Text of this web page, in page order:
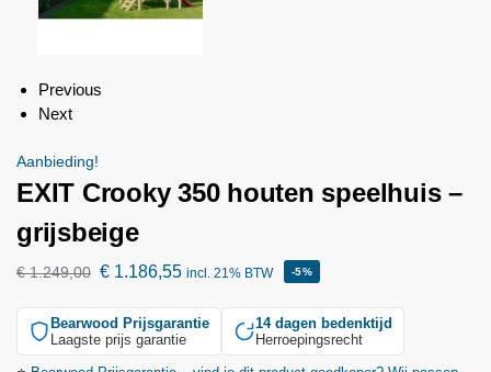
Previous
Next
Aanbieding!
EXIT Crooky 350 houten speelhuis –
grijsbeige
€1.249,00 € 1.186,55 incl. 21% BTW -5%
Bearwood Prijsgarantie
Laagste prijs garantie
14 dagen bedenktijd
Herroepingsrecht